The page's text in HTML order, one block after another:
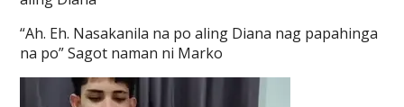
“Ah. Eh. Nasakanila na po aling Diana nag papahinga
na po” Sagot naman ni Marko